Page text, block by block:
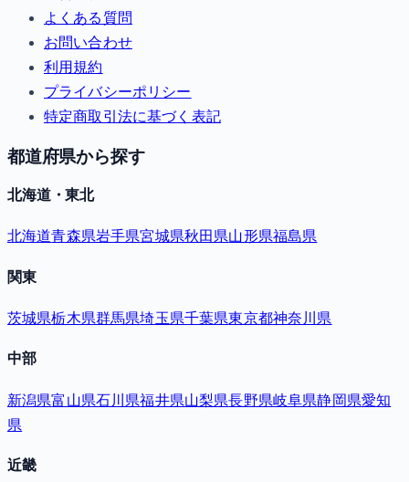
よくある質問
お問い合わせ
利用規約
プライバシーポリシー
特定商取引法に基づく表記
都道府県から探す
北海道・東北
北海道青森県岩手県宮城県秋田県山形県福島県
関東
茨城県栃木県群馬県埼玉県千葉県東京都神奈川県
中部
新潟県富山県石川県福井県山梨県長野県岐阜県静岡県愛知
県
近畿